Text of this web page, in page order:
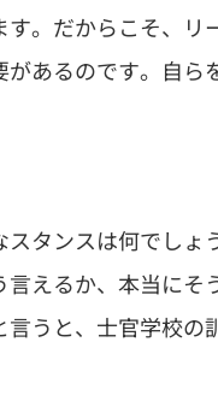
。だからこそ、リ
あるのです。自ら
タンスは何でしょ
えるか、本当にそ
うと、士官学校の